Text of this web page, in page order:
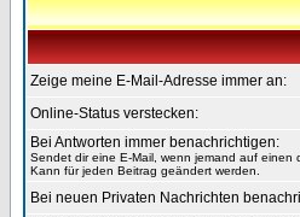
Zeige meine E-Mail-Adresse immer an:
Online-Status verstecken:
Bei Antworten immer benachrichtigen:
Sendet dir eine E-Mail, wenn jemand auf einen
Kann für jeden Beitrag geändert werden.
Bei neuen Privaten Nachrichten